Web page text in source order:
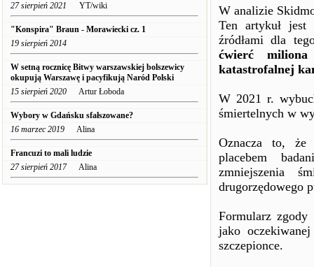
27 sierpień 2021 YT/wiki
"Konspira" Braun - Morawiecki cz. 1
19 sierpień 2014
W setną rocznicę Bitwy warszawskiej bolszewicy
okupują Warszawę i pacyfikują Naród Polski
15 sierpień 2020 Artur Łoboda
Wybory w Gdańsku sfałszowane?
16 marzec 2019 Alina
Francuzi to mali ludzie
27 sierpień 2017Alina
W analizie
Ten artykuł jest
źródłami dla
ćwierć
katastrofalnej
W 2021 r.
śmiertelnych w
Oznacza to, że
placebem
zmniejszenia
drugorzędowego
Formularz zgody
jako
szczepionce.